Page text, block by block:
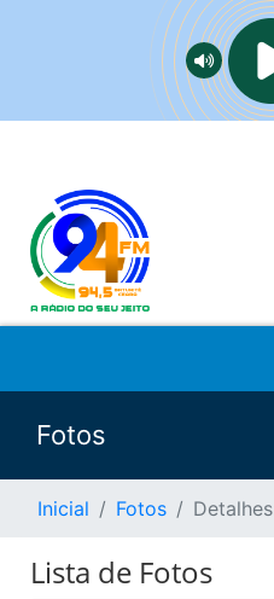
Fotos
Inicial Fotos Detalhes
Lista de Fotos